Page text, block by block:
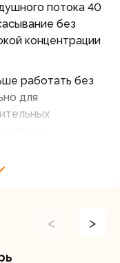
потока 40
без
концентрации
работать без
для
оборудование
розетками.
Вихрь
< >